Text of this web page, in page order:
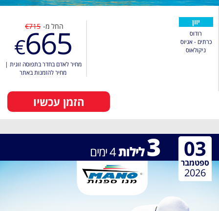
יוון
רודוס
כרתים - אגיוס
ניקולאוס
החל מ- €715
€665
מחיר לאדם בחדר בתפוסה זוגית |
מחיר להזמנות באתר
הזמן עכשיו
3לילות4ימים 03
ספטמבר
2026